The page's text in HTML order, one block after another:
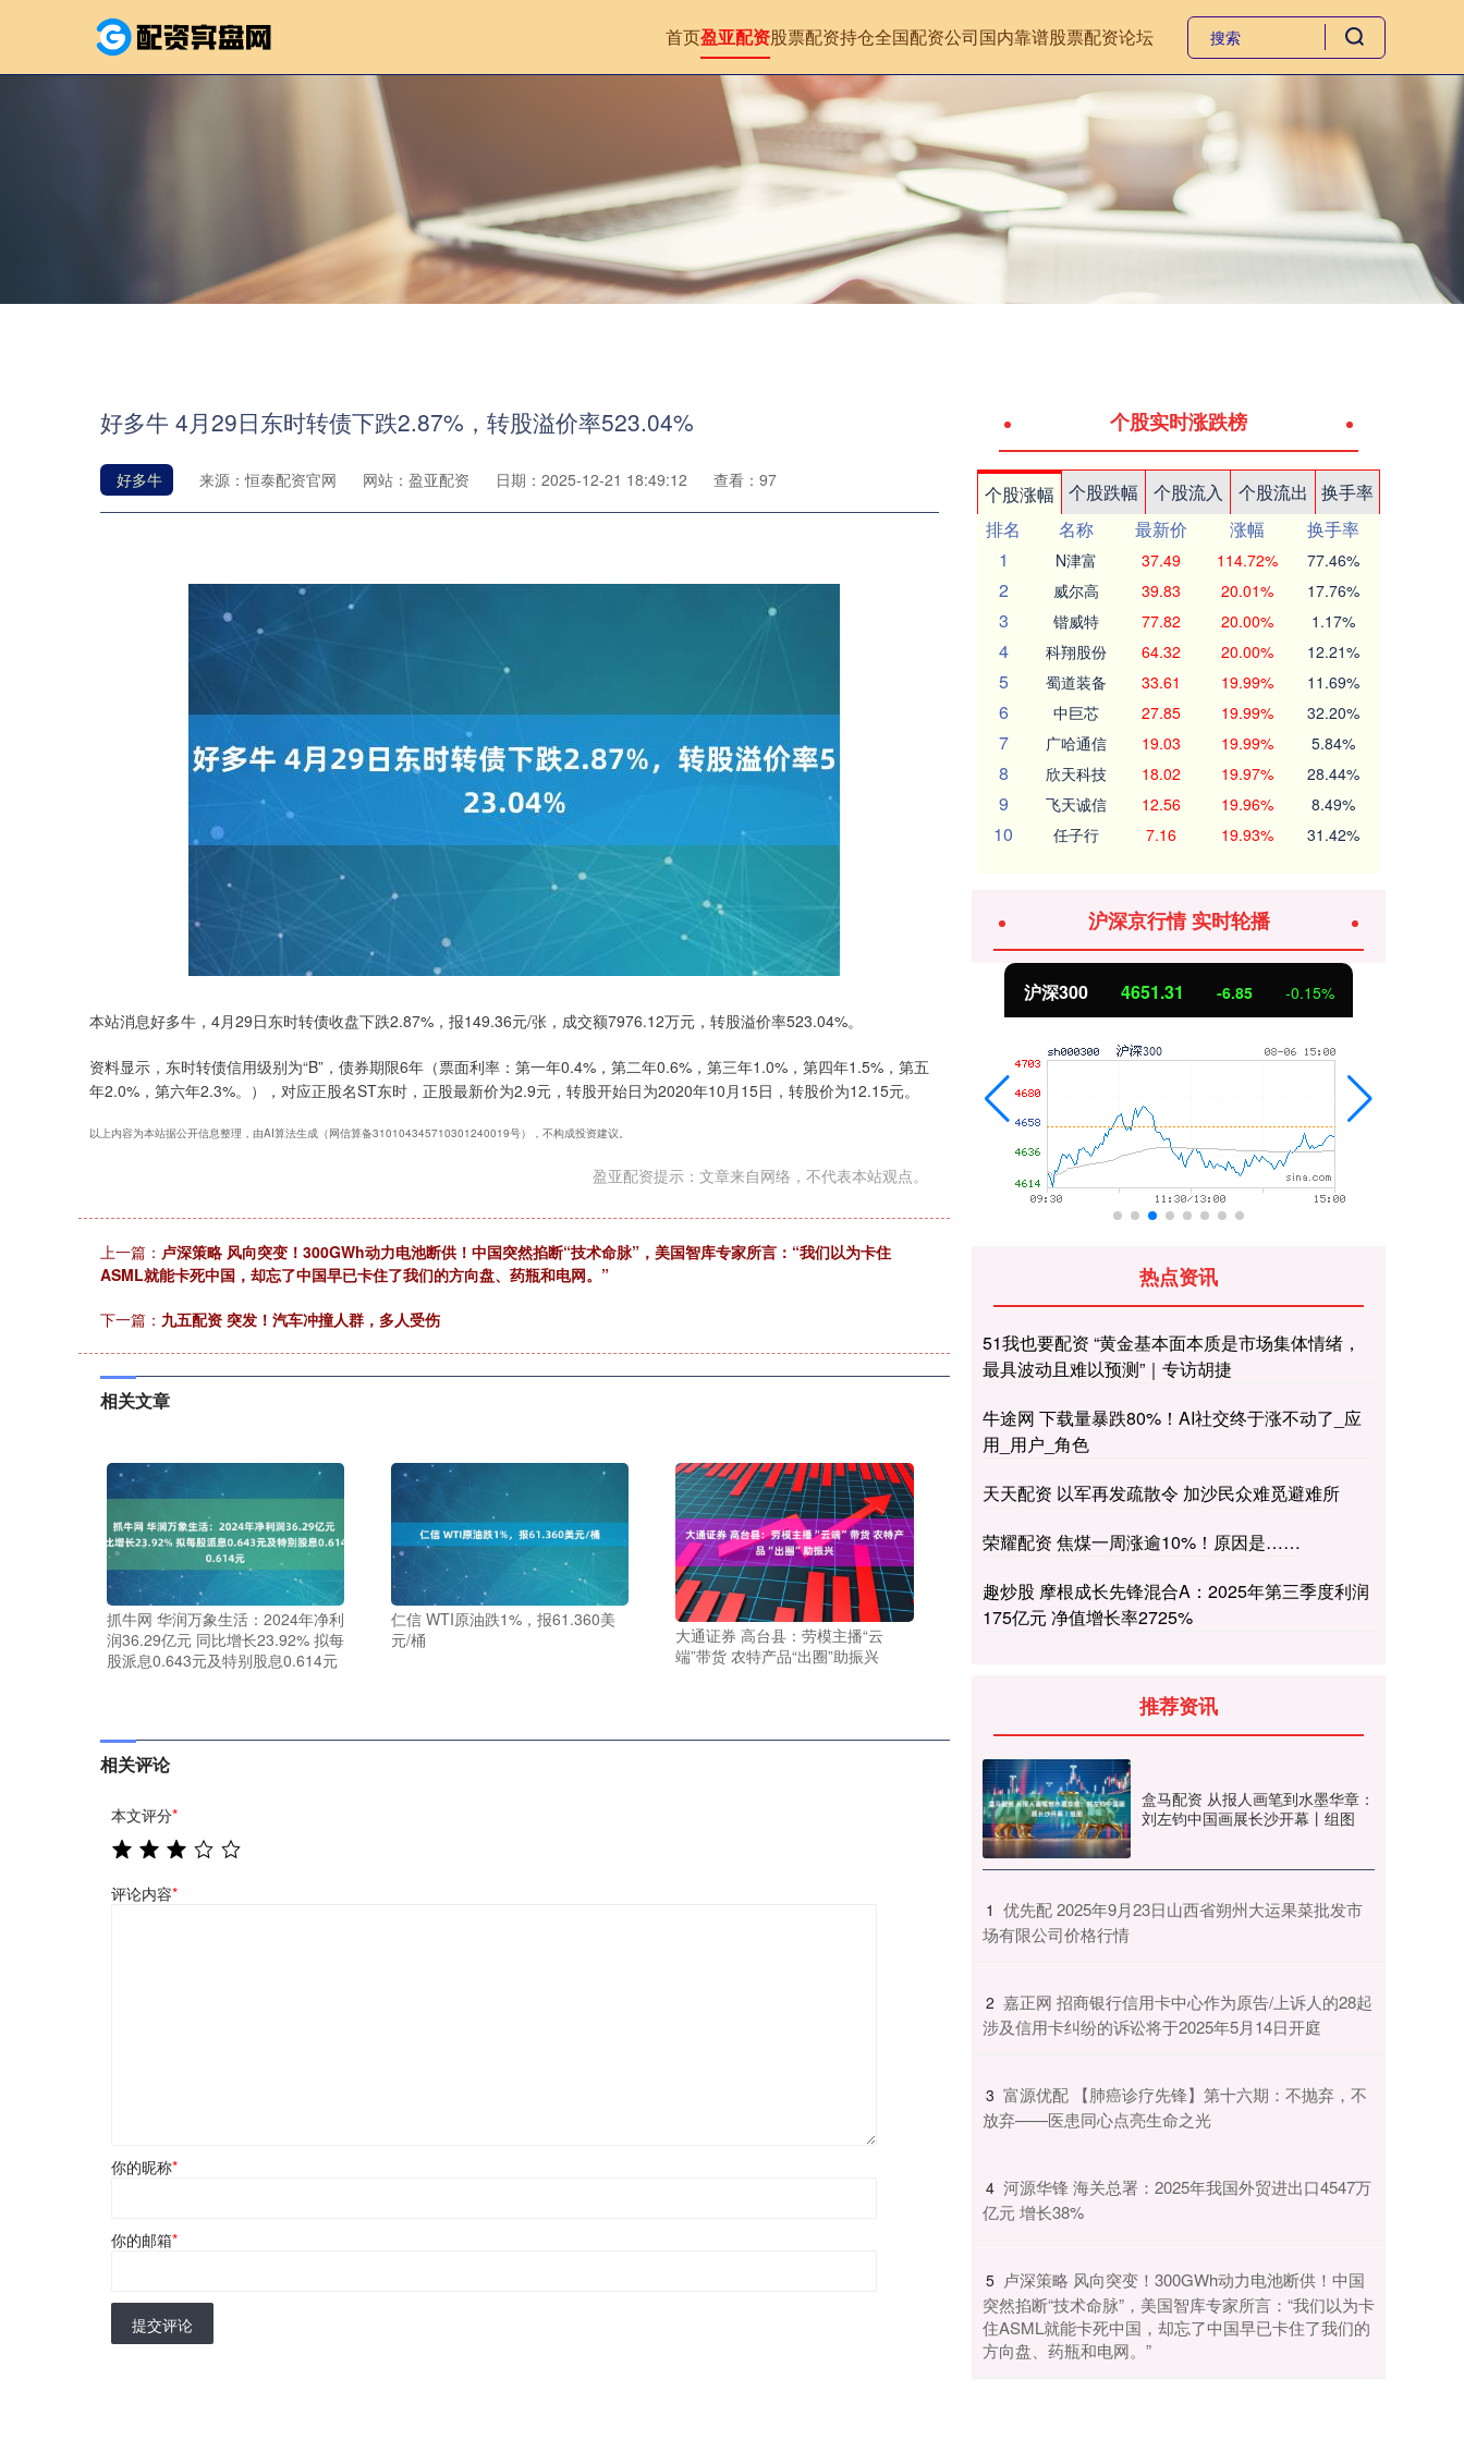
首页盈亚配资股票配资持仓全国配资公司国内靠谱股票配资论坛
好多牛 4月29日东时转债下跌2.87%，转股溢价率523.04%
好多牛 来源：恒泰配资官网 网站：盈亚配资 日期：2025-12-21 18:49:12 查看：97
本站消息好多牛，4月29日东时转债收盘下跌2.87%，报149.36元/张，成交额7976.12万元，转股溢价率523.04%。
资料显示，东时转债信用级别为“B”，债券期限6年（票面利率：第一年0.4%，第二年0.6%，第三年1.0%，第四年1.5%，第五
年2.0%，第六年2.3%。），对应正股名ST东时，正股最新价为2.9元，转股开始日为2020年10月15日，转股价为12.15元。
以上内容为本站据公开信息整理，由AI算法生成（网信算备310104345710301240019号），不构成投资建议。
盈亚配资提示：文章来自网络，不代表本站观点。
上一篇： 卢深策略 风向突变！300GWh动力电池断供！中国突然掐断“技术命脉”，美国智库专家所言：“我们以为卡住
ASML就能卡死中国，却忘了中国早已卡住了我们的方向盘、药瓶和电网。”
下一篇： 九五配资 突发！汽车冲撞人群，多人受伤
相关文章
抓牛网 华润万象生活：2024年净利
润36.29亿元 同比增长23.92% 拟每
股派息0.643元及特别股息0.614元
仁信 WTI原油跌1%，报61.360美
元/桶
大通证券 高台县：劳模主播“云
端”带货 农特产品“出圈”助振兴
相关评论
本文评分*
评论内容*
你的昵称*
你的邮箱*
提交评论
个股实时涨跌榜
个股涨幅 个股跌幅 个股流入 个股流出
换手率
排名
名称 最新价 涨幅
换手率
1
N津富 37.49 114.72% 77.46%
2 威尔高 39.83 20.01% 17.76%
3 锴威特 77.82 20.00% 1.17%
4 科翔股份 64.32 20.00% 12.21%
5 蜀道装备 33.61 19.99% 11.69%
6 中巨芯 27.85 19.99% 32.20%
7 广哈通信 19.03 19.99% 5.84%
8 欣天科技 18.02 19.97% 28.44%
9 飞天诚信 12.56 19.96% 8.49%
10 任子行 7.16 19.93% 31.42%
沪深京行情 实时轮播
沪深300 4651.31 -6.85 -0.15%
热点资讯
51我也要配资 “黄金基本面本质是市场集体情绪，
最具波动且难以预测”｜专访胡捷
牛途网 下载量暴跌80%！AI社交终于涨不动了_应
用_用户_角色
天天配资 以军再发疏散令 加沙民众难觅避难所
荣耀配资 焦煤一周涨逾10%！原因是……
趣炒股 摩根成长先锋混合A：2025年第三季度利润
175亿元 净值增长率2725%
推荐资讯
盒马配资 从报人画笔到水墨华章：
刘左钧中国画展长沙开幕丨组图
1 ​优先配 2025年9月23日山西省朔州大运果菜批发市
场有限公司价格行情
2 ​嘉正网 招商银行信用卡中心作为原告/上诉人的28起
涉及信用卡纠纷的诉讼将于2025年5月14日开庭
3 ​富源优配 【肺癌诊疗先锋】第十六期：不抛弃，不
放弃——医患同心点亮生命之光
4 ​河源华锋 海关总署：2025年我国外贸进出口4547万
亿元 增长38%
5 ​卢深策略 风向突变！300GWh动力电池断供！中国
突然掐断“技术命脉”，美国智库专家所言：“我们以为卡
住ASML就能卡死中国，却忘了中国早已卡住了我们的
方向盘、药瓶和电网。”